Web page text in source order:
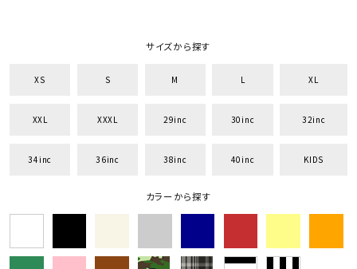
サイズから探す
XS S M L XL
XXL XXXL 29inc 30inc 32inc
34inc 36inc 38inc 40inc KIDS
カラーから探す